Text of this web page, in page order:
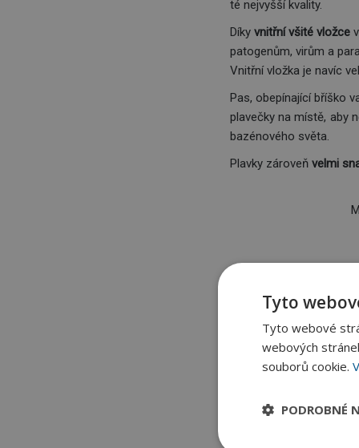
té nejvyšší kvality.
Díky vnitřní všité vložce
patogenům, virům a
Vnitřní vložka je navíc
Pas, obepínající bříško
plavečky na místě, aby
bazénového světa.
Plavky zároveň velmi
Tyto
Tyto webové
webových
souborů cookie.
PODROBNÉ